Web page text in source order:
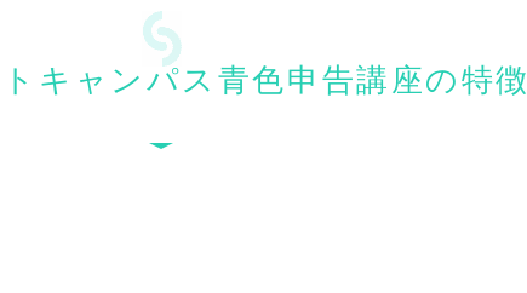
キャンパス青色申告講座の特徴